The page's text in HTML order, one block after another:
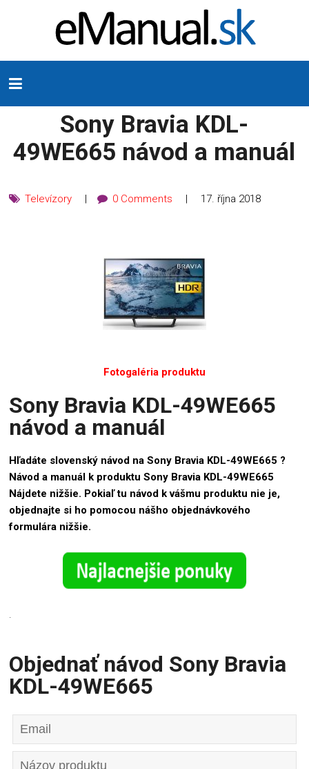
Sony Bravia KDL-
49WE665 návod a manuál
Televízory 0 Comments 17. října 2018
Fotogaléria produktu
Sony Bravia KDL-49WE665
návod a manuál
Hľadáte slovenský návod na Sony Bravia KDL-49WE665 ?
Návod a manuál k produktu Sony Bravia KDL-49WE665
Nájdete nižšie. Pokiaľ tu návod k vášmu produktu nie je,
objednajte si ho pomocou nášho objednávkového
formulára nižšie.
.
Objednať návod Sony Bravia
KDL-49WE665